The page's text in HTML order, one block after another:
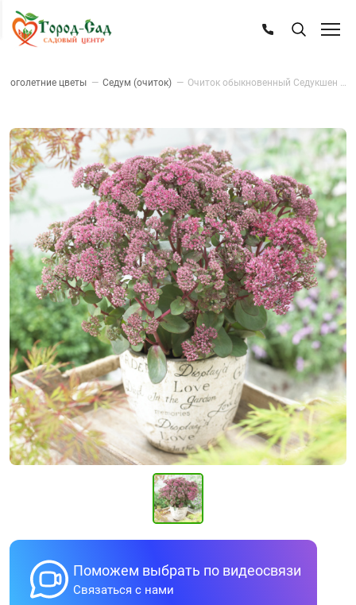
цветы — Седум (очиток) —
Поможем выбрать по видеосвязи
Связаться с нами